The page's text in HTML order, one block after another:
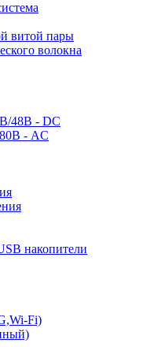
витой пары
волокна
48В - DC
- AC
накопители
Fi)